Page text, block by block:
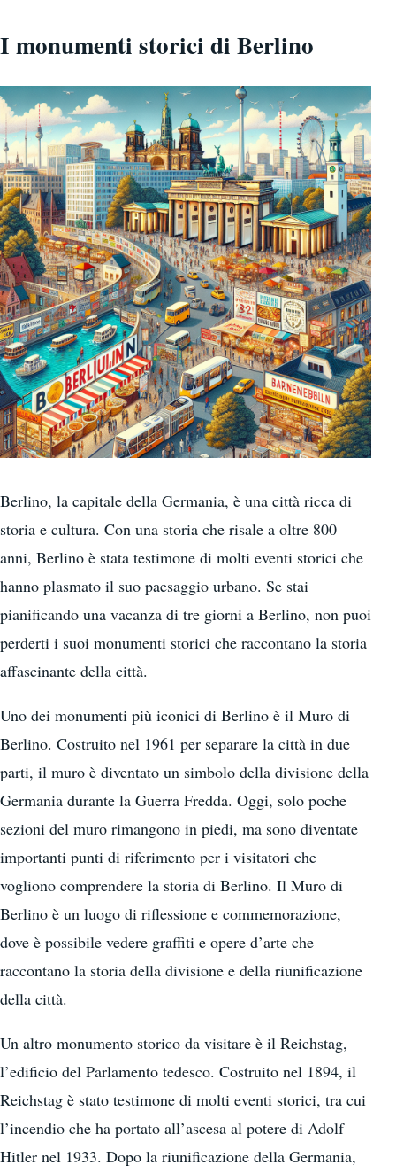
I monumenti storici di Berlino
Berlino, la capitale della Germania, è una città ricca di
storia e cultura. Con una storia che risale a oltre 800
anni, Berlino è stata testimone di molti eventi storici che
hanno plasmato il suo paesaggio urbano. Se stai
pianificando una vacanza di tre giorni a Berlino, non puoi
perderti i suoi monumenti storici che raccontano la storia
affascinante della città.
Uno dei monumenti più iconici di Berlino è il Muro di
Berlino. Costruito nel 1961 per separare la città in due
parti, il muro è diventato un simbolo della divisione della
Germania durante la Guerra Fredda. Oggi, solo poche
sezioni del muro rimangono in piedi, ma sono diventate
importanti punti di riferimento per i visitatori che
vogliono comprendere la storia di Berlino. Il Muro di
Berlino è un luogo di riflessione e commemorazione,
dove è possibile vedere graffiti e opere d’arte che
raccontano la storia della divisione e della riunificazione
della città.
Un altro monumento storico da visitare è il Reichstag,
l’edificio del Parlamento tedesco. Costruito nel 1894, il
Reichstag è stato testimone di molti eventi storici, tra cui
l’incendio che ha portato all’ascesa al potere di Adolf
Hitler nel 1933. Dopo la riunificazione della Germania,